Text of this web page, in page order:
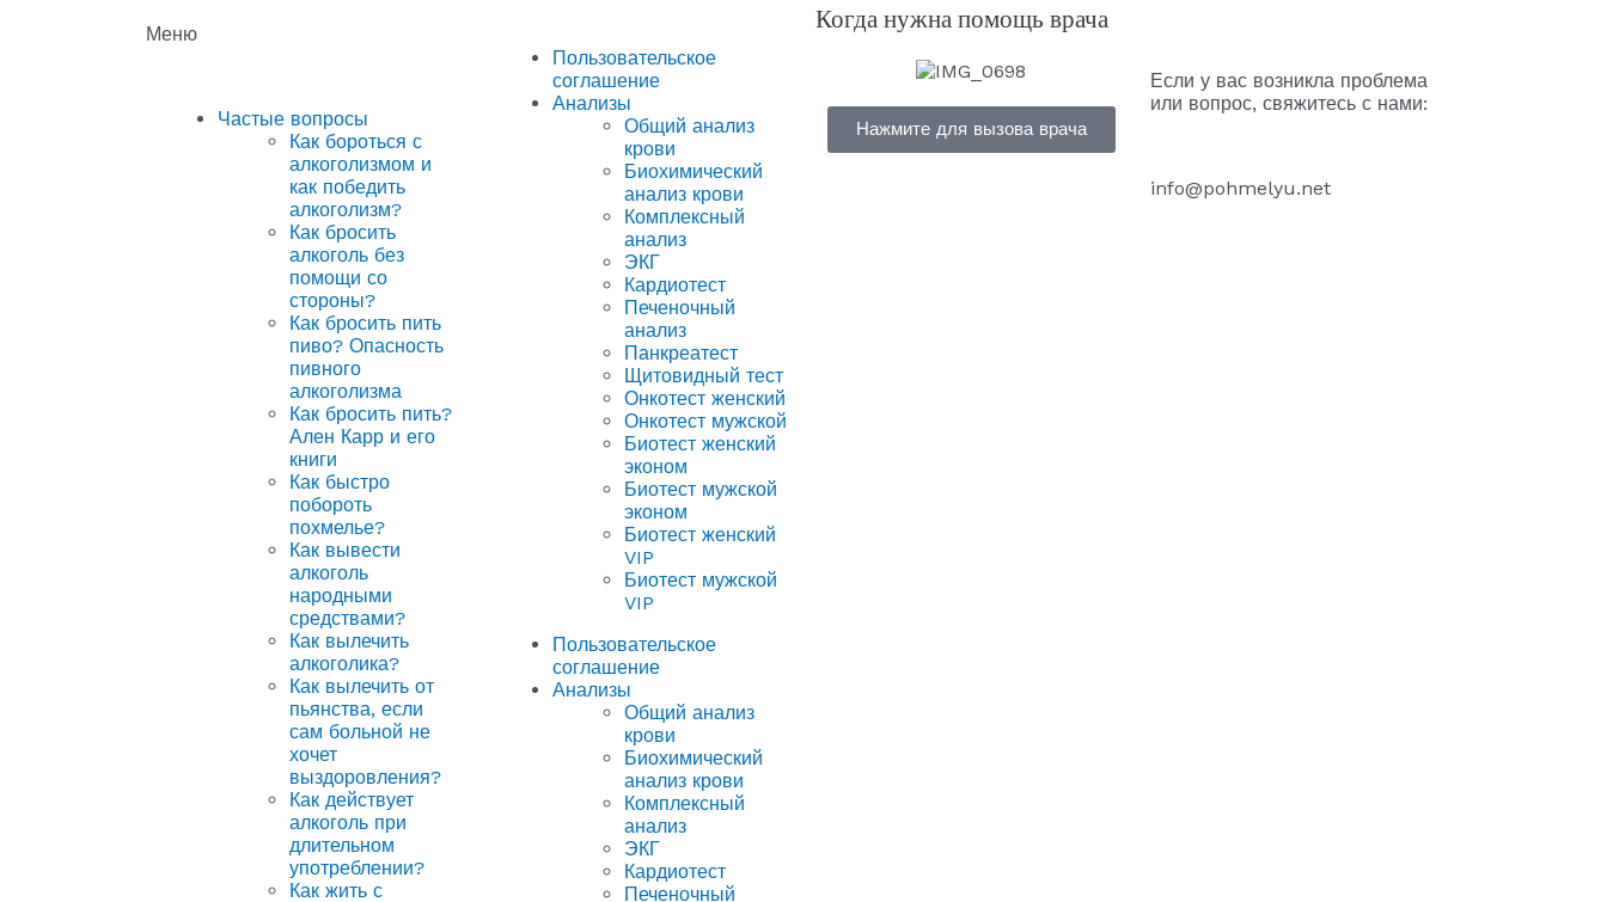
Меню
Частые вопросы
Как бороться с
алкоголизмом и
как победить
алкоголизм?
Как бросить
алкоголь без
помощи со
стороны?
Как бросить пить
пиво? Опасность
пивного
алкоголизма
Как бросить пить?
Ален Карр и его
книги
Как быстро
побороть
похмелье?
Как вывести
алкоголь
народными
средствами?
Как вылечить
алкоголика?
Как вылечить от
пьянства, если
сам больной не
хочет
выздоровления?
Как действует
алкоголь при
длительном
употреблении?
Как жить с
Пользовательское
соглашение
Анализы
Общий анализ
крови
Биохимический
анализ крови
Комплексный
анализ
ЭКГ
Кардиотест
Печеночный
анализ
Панкреатест
Щитовидный тест
Онкотест женский
Онкотест мужской
Биотест женский
эконом
Биотест мужской
эконом
Биотест женский
VIP
Биотест мужской
VIP
Пользовательское
соглашение
Анализы
Общий анализ
крови
Биохимический
анализ крови
Комплексный
анализ
ЭКГ
Кардиотест
Печеночный
Когда нужна помощь врача
Нажмите для вызова врача
Если у вас возникла проблема
или вопрос, свяжитесь с нами:
info@pohmelyu.net